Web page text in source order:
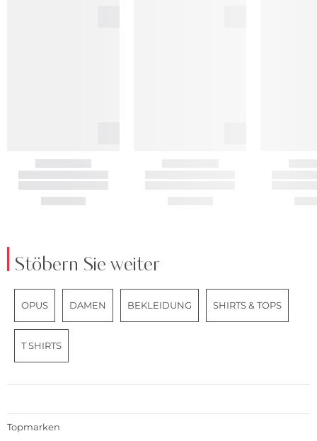
Stöbern Sie weiter
OPUS DAMEN BEKLEIDUNG SHIRTS & TOPS
T SHIRTS
Topmarken